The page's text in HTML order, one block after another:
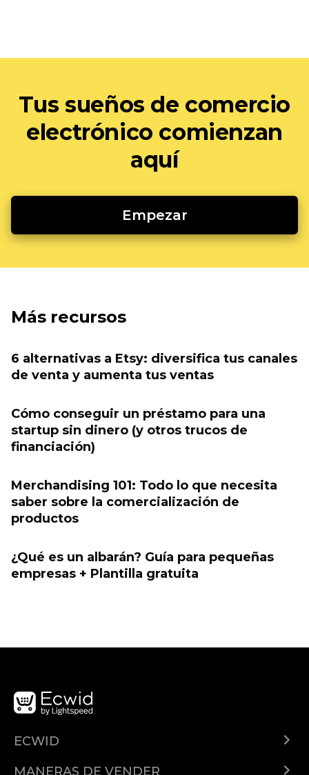
Tus sueños de comercio
electrónico comienzan
aquí
Empezar
Más recursos
6 alternativas a Etsy: diversifica tus canales
de venta y aumenta tus ventas
Cómo conseguir un préstamo para una
startup sin dinero (y otros trucos de
financiación)
Merchandising 101: Todo lo que necesita
saber sobre la comercialización de
productos
¿Qué es un albarán? Guía para pequeñas
empresas + Plantilla gratuita
ECWID
MANERAS DE VENDER